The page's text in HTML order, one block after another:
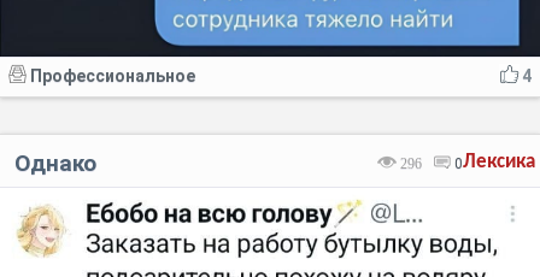
4
Профессиональное
Лексика
296 0
Однако